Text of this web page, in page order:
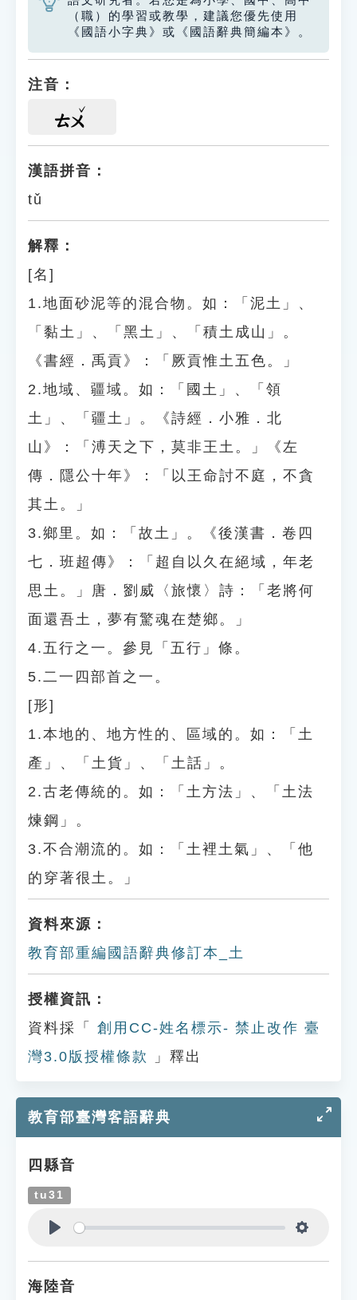
（職）的學習或教學，建議您優先使用
《國語小字典》或《國語辭典簡編本》。
注音：
ㄊㄨ
漢語拼音：
tǔ
解釋：
[名]
1.地面砂泥等的混合物。如：「泥土」、
「黏土」、「黑土」、「積土成山」。
《書經．禹貢》：「厥貢惟土五色。」
2.地域、疆域。如：「國土」、「領
土」、「疆土」。《詩經．小雅．北
山》：「溥天之下，莫非王土。」《左
傳．隱公十年》：「以王命討不庭，不貪
其土。」
3.鄉里。如：「故土」。《後漢書．卷四
七．班超傳》：「超自以久在絕域，年老
思土。」唐．劉威〈旅懷〉詩：「老將何
面還吾土，夢有驚魂在楚鄉。」
4.五行之一。參見「五行」條。
5.二一四部首之一。
[形]
1.本地的、地方性的、區域的。如：「土
產」、「土貨」、「土話」。
2.古老傳統的。如：「土方法」、「土法
煉鋼」。
3.不合潮流的。如：「土裡土氣」、「他
的穿著很土。」
資料來源：
教育部重編國語辭典修訂本_土
授權資訊：
資料採「
創用CC-姓名標示- 禁止改作 臺
灣3.0版授權條款
」釋出
教育部臺灣客語辭典
四縣音
tu31
海陸音